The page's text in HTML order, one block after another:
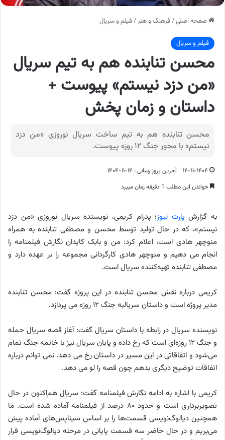
صفحه اصلی/فرهنگ و هنر /فیلم و سریال
فیلم و سریال
محسن تنابنده هم به تیم سریال
«من دزد نیستم» پیوست +
داستان و زمان پخش
محسن تنابنده هم به تیم ساخت سریال نوروزی «من دزد
نیستم» با محور جنگ ۱۲ روزه پیوست.
۱۴-۱۱-۱۴۰۴
آخرین بروز رسانی : ۱۴-۱۱-۱۴۰۴
خواندن این مطلب 1 دقیقه زمان میبرد
به گزارش پارت نیوز؛ پدرام کریمی، نویسنده سریال نوروزی «من دزد
نیستم»، که در حال تولید توسط محسن و مصطفی تنابنده به همراه
منوچهر هادی است، اعلام کرد: من و بابک کایدان نگارش فیلمنامه را
انجام می دهیم و منوچهر هادی کارگردانی مجموعه را بر عهده دارد و
مصطفی تنابنده تهیه‌کننده سریال است.
کریمی درباره نقش محسن تنابنده در این پروژه گفت: محسن تنابنده
مدیر پروژه است و داستان سریالبه جنگ ۱۲ روزه می پردازد.
نویسنده سریال در رابطه با داستان سریال گفت: آغاز قصه سریال حمله
و جنگ ۱۲ روزه‌ای است که رخ داده و پایان سریال نیز با خاتمه جنگ تمام
می‌شود و اتفاقاتی در این مسیر در داستان رخ می دهد. نمی توانم درباره
اتفاقات توضیح دیگری بدهم چون قصه را لو می دهد.
کریمی با اشاره به ادامه نگارش فیلمنامه گفت: سریال هم‌اکنون در حال
تصویربرداری است و حدود ۸۰ درصد از فیلمنامه آماده شده است. ما
همچنین دیالوگ‌نویسی قسمت‌ها را بر اساس سیناپس‌های آماده پیش
می‌بریم و در حال حاضر سه قسمت پایانی در مرحله دیالوگ‌نویسی قرار